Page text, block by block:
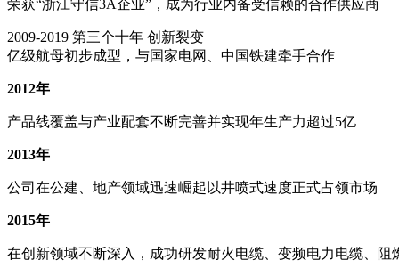
荣获“浙江守信3A企业”，成为行业内备受信赖的合作供应商
2009-2019 第三个十年 创新裂变
亿级航母初步成型，与国家电网、中国铁建牵手合作
2012年
产品线覆盖与产业配套不断完善并实现年生产力超过5亿
2013年
公司在公建、地产领域迅速崛起以井喷式速度正式占领市场
2015年
在创新领域不断深入，成功研发耐火电缆、变频电力电缆、阻